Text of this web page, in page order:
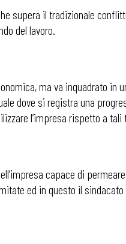
supera il tradizionale
del lavoro.
ma va inquadrato in
dove si registra una
l’impresa rispetto a
capace di
ed in questo il sindacato